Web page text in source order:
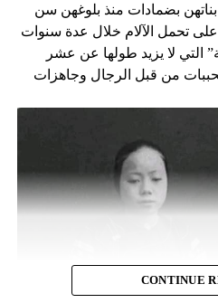
بناتهن بضمادات منذ بلوغهن سن
على تحمل الآلام خلال عدة سنوات
التي لا يزيد طولها عن عشر
من قبل الرجال وجاهزات
CONTINUE